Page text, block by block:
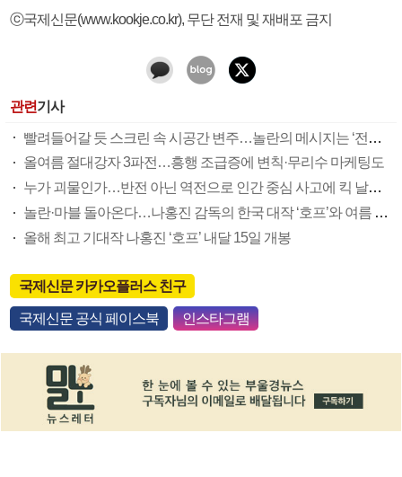
ⓒ국제신문(www.kookje.co.kr), 무단 전재 및 재배포 금지
관련기사
빨려들어갈 듯 스크린 속 시공간 변주…놀란의 메시지는 ‘전쟁 속죄’
올여름 절대강자 3파전…흥행 조급증에 변칙·무리수 마케팅도
누가 괴물인가…반전 아닌 역전으로 인간 중심 사고에 킥 날리다
놀란·마블 돌아온다…나홍진 감독의 한국 대작 ‘호프’와 여름 극장가 대전
올해 최고 기대작 나홍진 ‘호프’ 내달 15일 개봉
국제신문 카카오플러스 친구
국제신문 공식 페이스북 인스타그램